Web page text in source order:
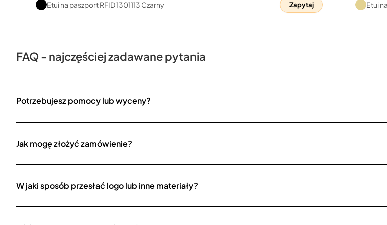
Etui na paszport RFID 1301113 Czarny Zapytaj Etui
FAQ - najczęściej zadawane pytania
Potrzebujesz pomocy lub wyceny?
Jak mogę złożyć zamówienie?
W jaki sposób przesłać logo lub inne materiały?